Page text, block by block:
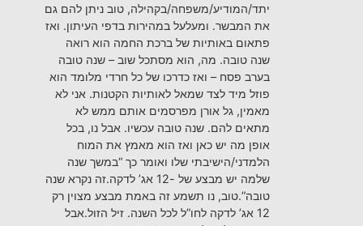
יתד/המודיע/משפחה/בקהילה, טוב ניתן להם גם
את המבשר. ומעלעל במהירות בדפי העיתון. ואז
פתאום באותיות של ברכת החמה הוא רואה
שנה טובה. מה, הוא מסתכל שוב – שנה טובה
בערב פסח – ואז כדרכו של כל חרדי מלומד הוא
פוזל מיד לצד שמאל לאותיות הקטנות. אני לא
מאמין, גל אורן מפרסמים אותם ממש לא
מתאים להם. שנה טובה עכשיו. אבל נו, בכל
אופן מה יש כאן ואז הוא מאמץ את המוח
הלמדני/הישיבתי שלו ואומר כך “במשך שנה
שלמה יש מבצע של -12 אג’ לדקה.זה נקרא שנה
טובה”.טוב, נו תשמע זה באמת מבצע מצוין רק
12 אג’ לדקה לחו”ל לכל השנה. זיל הזול.אבל